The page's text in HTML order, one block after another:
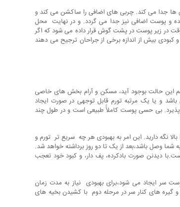
ها جدا می کند. چربی های اضافی را ساکشن می کند و
و پوست اضافی نیز جدا می گردد. و در نهایت محل
در زیر پوست در پشت گوش قرار داده می شود که اگر
بیش از اندازه برخی از جراحان ترجیح می دهند
هم این حالت بوجود آید، مسکن و آرام بخش های خاصی
و یا یک مرتبه تورم قابل توجهی در صورت ایجاد
پذیرد. بی حسی پوست کاملاًً طبیعی است و در طول چند
نگه دارید. این امر به بهبودی هر چه سریع تر تورم و
وصل باشد،بعد از یک تا دو روز برداشته خواهد شد.
دیدنن صورت بادکرده، پف دار، و کبود خود تعجب
پوست سر ایجاد می شود،برای بهبودی نیاز به مدت زمان
گیره های کنار سر در مرحله دوم با کشیدن بخیه های